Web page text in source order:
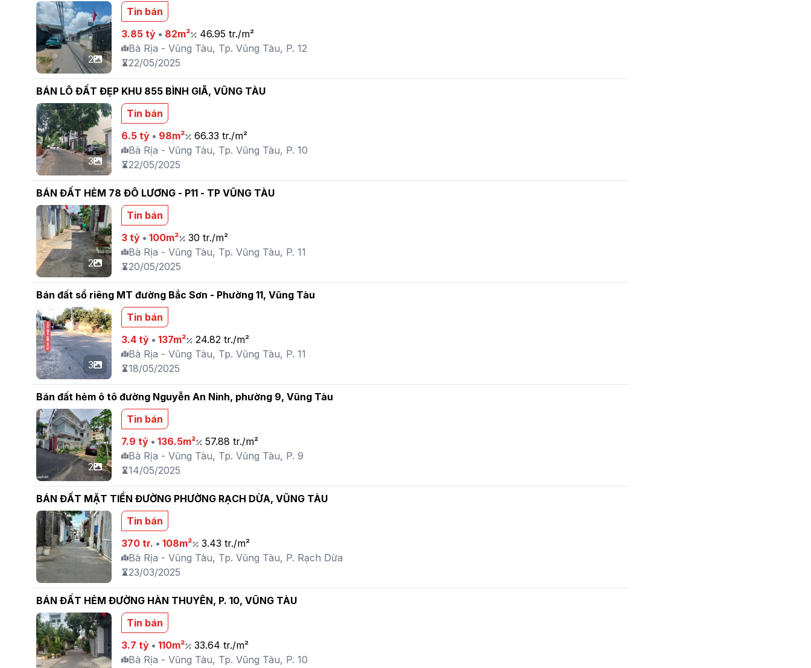
2
Tin bán
3.85 tỷ • 82m²
46.95 tr./m²
Bà Rịa - Vũng Tàu, Tp. Vũng Tàu, P. 12
22/05/2025
BÁN LÔ ĐẤT ĐẸP KHU 855 BÌNH GIÃ, VŨNG TÀU
3
Tin bán
6.5 tỷ • 98m²
66.33 tr./m²
Bà Rịa - Vũng Tàu, Tp. Vũng Tàu, P. 10
22/05/2025
BÁN ĐẤT HẺM 78 ĐÔ LƯƠNG - P11 - TP VŨNG TÀU
2
Tin bán
3 tỷ •100m²
30 tr./m²
Bà Rịa - Vũng Tàu, Tp. Vũng Tàu, P. 11
20/05/2025
Bán đất sổ riêng MT đường Bắc Sơn - Phường 11, Vũng Tàu
3
Tin bán
3.4 tỷ •137m²
24.82 tr./m²
Bà Rịa - Vũng Tàu, Tp. Vũng Tàu, P. 11
18/05/2025
Bán đất hẻm ô tô đường Nguyễn An Ninh, phường 9, Vũng Tàu
2
Tin bán
7.9 tỷ •136.5m²
57.88 tr./m²
Bà Rịa - Vũng Tàu, Tp. Vũng Tàu, P. 9
14/05/2025
BÁN ĐẤT MẶT TIỀN ĐƯỜNG PHƯỜNG RẠCH DỪA, VŨNG TÀU
Tin bán
370 tr. •108m²
3.43 tr./m²
Bà Rịa - Vũng Tàu, Tp. Vũng Tàu, P. Rạch Dừa
23/03/2025
BÁN ĐẤT HẺM ĐƯỜNG HÀN THUYÊN, P. 10, VŨNG TÀU
Tin bán
3.7 tỷ •110m²
33.64 tr./m²
Bà Rịa - Vũng Tàu, Tp. Vũng Tàu, P. 10